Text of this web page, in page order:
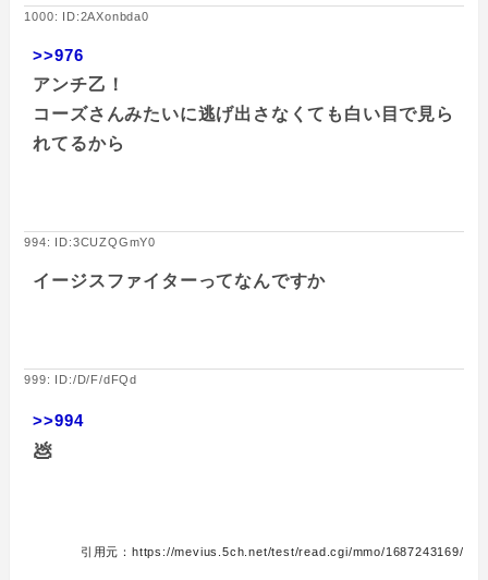
1000: ID:2AXonbda0
>>976
アンチ乙！
コーズさんみたいに逃げ出さなくても白い目で見ら
れてるから
994: ID:3CUZQGmY0
イージスファイターってなんですか
999: ID:/D/F/dFQd
>>994
💩
引用元：https://mevius.5ch.net/test/read.cgi/mmo/1687243169/